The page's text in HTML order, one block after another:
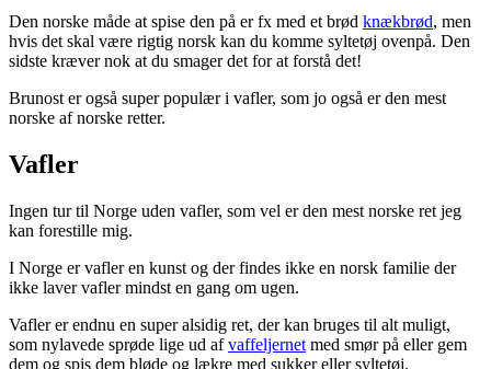
Den norske måde at spise den på er fx med et brød knækbrød, men
hvis det skal være rigtig norsk kan du komme syltetøj ovenpå. Den
sidste kræver nok at du smager det for at forstå det!
Brunost er også super populær i vafler, som jo også er den mest
norske af norske retter.
Vafler
Ingen tur til Norge uden vafler, som vel er den mest norske ret jeg
kan forestille mig.
I Norge er vafler en kunst og der findes ikke en norsk familie der
ikke laver vafler mindst en gang om ugen.
Vafler er endnu en super alsidig ret, der kan bruges til alt muligt,
som nylavede sprøde lige ud afvaffeljernet med smør på eller gem
dem og spis dem bløde og lækre med sukker eller syltetøj.